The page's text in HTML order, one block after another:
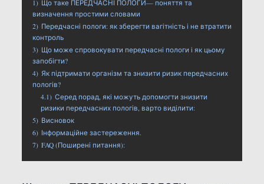
1) Що таке ПЕРЕДЧАСНІ ПОЛОГИ— поняття та
визначення простими словами
2) Передчасні пологи: як зберегти вагітність і не втратити
контроль
3) Що може спровокувати передчасні пологи і як цьому
запобігти?
4) Як підтримати організм та знизити ризик передчасних
пологів?
4.1) Серед порад, які можуть допомогти знизити
ризики передчасних пологів, варто виділити:
5) Висновок
6) Інформаційне застереження.
7) FAQ (Поширені питання):